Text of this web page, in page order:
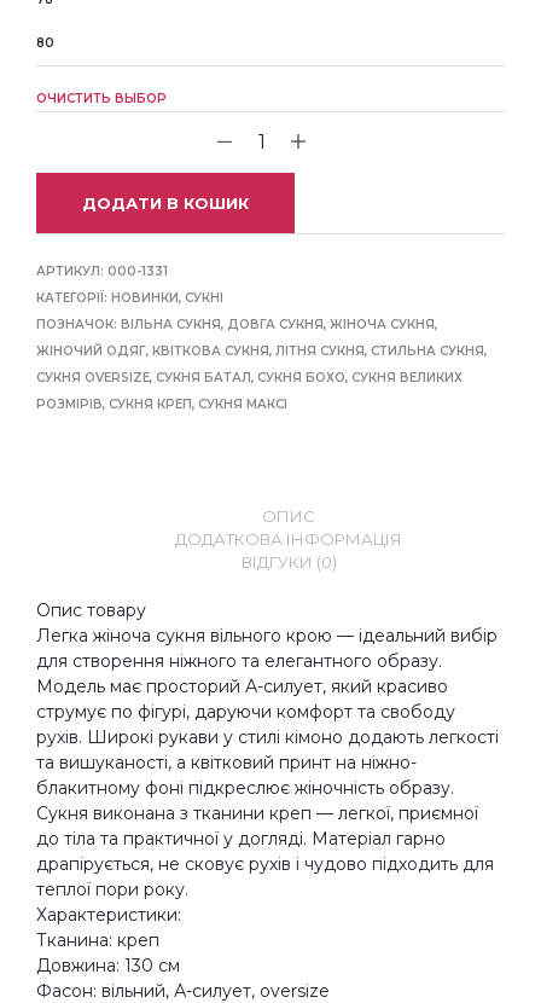
80
ОЧИСТИТЬ ВЫБОР
ДОДАТИ В КОШИК
АРТИКУЛ: 000-1331
КАТЕГОРІЇ: НОВИНКИ, СУКНІ
ПОЗНАЧОК: ВІЛЬНА СУКНЯ, ДОВГА СУКНЯ, ЖІНОЧА СУКНЯ,
ЖІНОЧИЙ ОДЯГ, КВІТКОВА СУКНЯ, ЛІТНЯ СУКНЯ, СТИЛЬНА СУКНЯ,
СУКНЯ OVERSIZE, СУКНЯ БАТАЛ, СУКНЯ БОХО, СУКНЯ ВЕЛИКИХ
РОЗМІРІВ, СУКНЯ КРЕП, СУКНЯ МАКСІ
ОПИС
ДОДАТКОВА ІНФОРМАЦІЯ
ВІДГУКИ (0)
Опис товару
Легка жіноча сукня вільного крою — ідеальний вибір
для створення ніжного та елегантного образу.
Модель має просторий А-силует, який красиво
струмує по фігурі, даруючи комфорт та свободу
рухів. Широкі рукави у стилі кімоно додають легкості
та вишуканості, а квітковий принт на ніжно-
блакитному фоні підкреслює жіночність образу.
Сукня виконана з тканини креп — легкої, приємної
до тіла та практичної у догляді. Матеріал гарно
драпірується, не сковує рухів і чудово підходить для
теплої пори року.
Характеристики:
Тканина: креп
Довжина: 130 см
Фасон: вільний, А-силует, oversize